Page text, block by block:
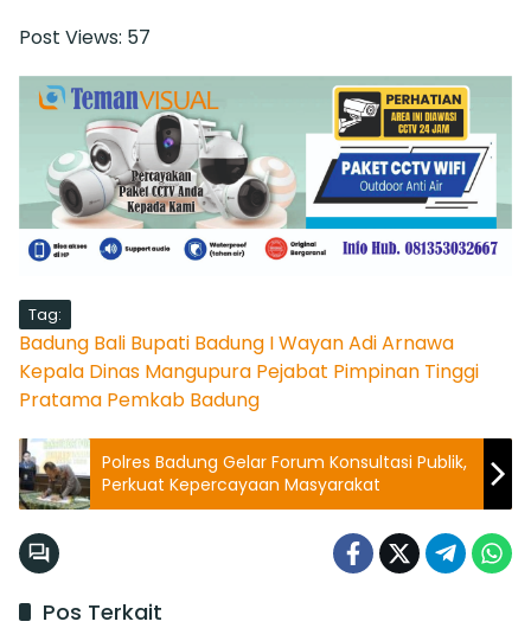
Post Views: 57
Tag:
Badung Bali Bupati Badung I Wayan Adi Arnawa
Kepala Dinas Mangupura Pejabat Pimpinan Tinggi
Pratama Pemkab Badung
Polres Badung Gelar Forum Konsultasi Publik,
Perkuat Kepercayaan Masyarakat
Pos Terkait